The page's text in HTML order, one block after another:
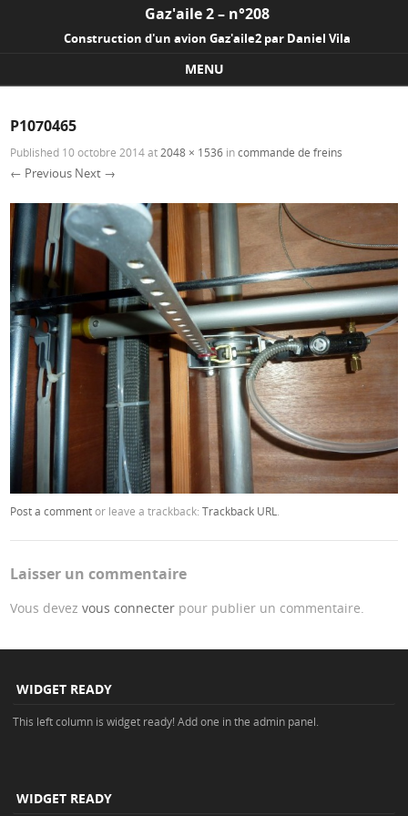
Gaz'aile 2 – n°208
Construction d'un avion Gaz'aile2 par Daniel Vila
MENU
P1070465
Published 10 octobre 2014at 2048 × 1536 incommande de freins
← Previous Next →
Post a commentor leave a trackback:Trackback URL
Laisser un commentaire
Vous devezvous connecter pour publier un commentaire.
WIDGET READY
This left column is widget ready! Add one in the admin panel.
WIDGET READY